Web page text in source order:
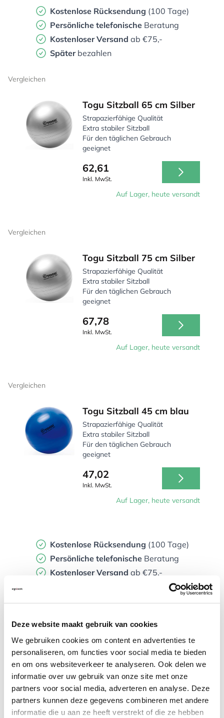
Deze website maakt gebruik van cookies
We gebruiken cookies om content en advertenties te
personaliseren, om functies voor social media te bieden
en om ons websiteverkeer te analyseren. Ook delen we
informatie over uw gebruik van onze site met onze
partners voor social media, adverteren en analyse. Deze
partners kunnen deze gegevens combineren met andere
informatie die u aan ze heeft verstrekt of die ze hebben
Kostenlose Rücksendung (100 Tage)
Persönliche telefonische Beratung
Kostenloser Versand ab €75,-
Später bezahlen
Vergleichen
Togu Sitzball 65 cm Silber
Strapazierfähige Qualität
Extra stabiler Sitzball
Für den täglichen Gebrauch
geeignet
62,61
Inkl. MwSt.
Auf Lager, heute versandt
Vergleichen
Togu Sitzball 75 cm Silber
Strapazierfähige Qualität
Extra stabiler Sitzball
Für den täglichen Gebrauch
geeignet
67,78
Inkl. MwSt.
Auf Lager, heute versandt
Vergleichen
Togu Sitzball 45 cm blau
Strapazierfähige Qualität
Extra stabiler Sitzball
Für den täglichen Gebrauch
geeignet
47,02
Inkl. MwSt.
Auf Lager, heute versandt
Kostenlose Rücksendung (100 Tage)
Persönliche telefonische Beratung
Kostenloser Versand ab €75,-
Togu Sitzball 65 cm blau
Strapazierfähige Qualität
Extra stabiler Sitzball
Für den täglichen Gebrauch
geeignet
62,61
Inkl. MwSt.